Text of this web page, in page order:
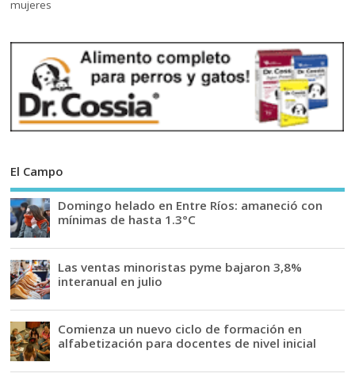
El Campo
Domingo helado en Entre Ríos: amaneció con
mínimas de hasta 1.3°C
Las ventas minoristas pyme bajaron 3,8%
interanual en julio
Comienza un nuevo ciclo de formación en
alfabetización para docentes de nivel inicial